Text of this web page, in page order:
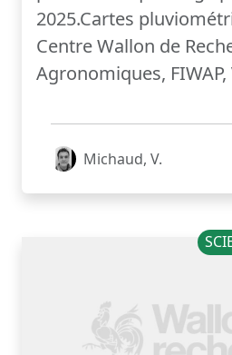
2025.Cartes
Centre Wallon de
Agronomiques, FIWAP,
Michaud, V.